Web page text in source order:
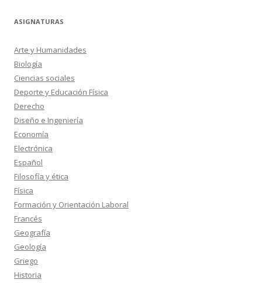
ASIGNATURAS
Arte y Humanidades
Biología
Ciencias sociales
Deporte y Educación Física
Derecho
Diseño e Ingeniería
Economía
Electrónica
Español
Filosofía y ética
Física
Formación y Orientación Laboral
Francés
Geografía
Geología
Griego
Historia